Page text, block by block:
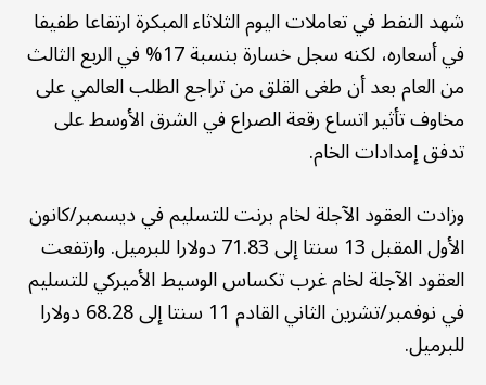
شهد النفط في تعاملات اليوم الثلاثاء المبكرة ارتفاعا طفيفا
في أسعاره، لكنه سجل خسارة بنسبة 17% في الربع الثالث
من العام بعد أن طغى القلق من تراجع الطلب العالمي على
مخاوف تأثير اتساع رقعة الصراع في الشرق الأوسط على
تدفق إمدادات الخام.
وزادت العقود الآجلة لخام برنت للتسليم في ديسمبر/كانون
الأول المقبل 13 سنتا إلى 71.83 دولارا للبرميل. وارتفعت
العقود الآجلة لخام غرب تكساس الوسيط الأميركي للتسليم
في نوفمبر/تشرين الثاني القادم 11 سنتا إلى 68.28 دولارا
للبرميل.